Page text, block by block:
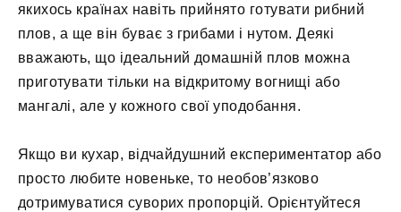
якихось країнах навіть прийнято готувати рибний
плов, а ще він буває з грибами і нутом. Деякі
вважають, що ідеальний домашній плов можна
приготувати тільки на відкритому вогнищі або
мангалі, але у кожного свої уподобання.
Якщо ви кухар, відчайдушний експериментатор або
просто любите новеньке, то необов’язково
дотримуватися суворих пропорцій. Орієнтуйтеся